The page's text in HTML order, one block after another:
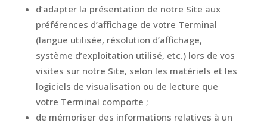
d’adapter la présentation de notre Site aux
préférences d’affichage de votre Terminal
(langue utilisée, résolution d’affichage,
système d’exploitation utilisé, etc.) lors de vos
visites sur notre Site, selon les matériels et les
logiciels de visualisation ou de lecture que
votre Terminal comporte ;
de mémoriser des informations relatives à un